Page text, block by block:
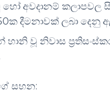
අවදානම් කලාපවල
දීමනාවක් ලබා දෙනු
හානි වූ නිවාස
සහන: